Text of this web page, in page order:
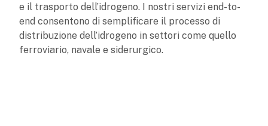
e il trasporto dell’idrogeno. I nostri servizi end-to-
end consentono di semplificare il processo di
distribuzione dell’idrogeno in settori come quello
ferroviario, navale e siderurgico.